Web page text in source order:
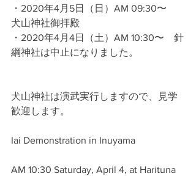
・2020年4月5日（日）AM 09:30〜
犬山神社御拝殿
・2020年4月4日（土）AM 10:30〜　針
綱神社は中止になりました。
犬山神社は演武実行しますので、見学
歓迎します。
Iai Demonstration in Inuyama
AM 10:30 Saturday, April 4, at Harituna